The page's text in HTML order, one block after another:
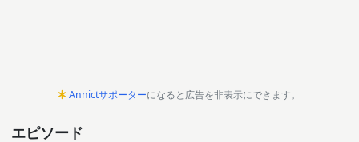
Annictサポーターになると広告を非表示にできます。
エピソード